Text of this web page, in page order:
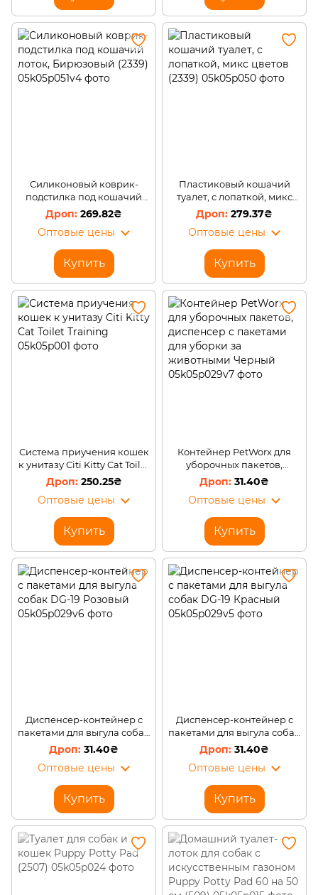
Силиконовый коврик-
подстилка под кошачий
лоток, Бирюзовый (2339)
269.82₴
Оптовые цены
Купить
Пластиковый кошачий
туалет, с лопаткой, микс
цветов (2339)
279.37₴
Оптовые цены
Купить
Система приучения кошек
к унитазу Citi Kitty Cat Toilet
Training
250.25₴
Оптовые цены
Купить
Контейнер PetWorx для
уборочных пакетов,
диспенсер с пакетами для
уборки за животными
Черный
31.40₴
Оптовые цены
Купить
Диспенсер-контейнер с
пакетами для выгула собак
DG-19 Розовый
31.40₴
Оптовые цены
Купить
Диспенсер-контейнер с
пакетами для выгула собак
DG-19 Красный
31.40₴
Оптовые цены
Купить